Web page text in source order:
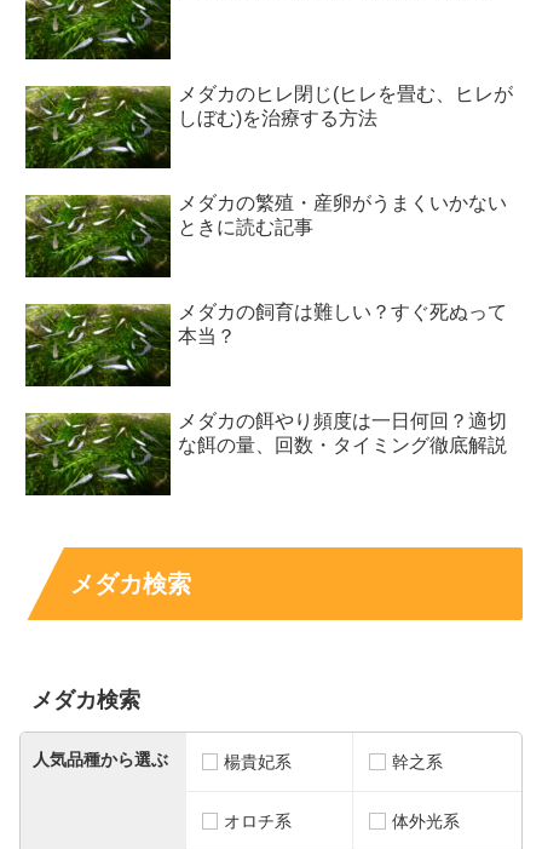
メダカのヒレ閉じ(ヒレを畳む、ヒレが
しぼむ)を治療する方法
メダカの繁殖・産卵がうまくいかない
ときに読む記事
メダカの飼育は難しい？すぐ死ぬって
本当？
メダカの餌やり頻度は一日何回？適切
な餌の量、回数・タイミング徹底解説
メダカ検索
メダカ検索
人気品種から選ぶ 楊貴妃系 幹之系
オロチ系 体外光系